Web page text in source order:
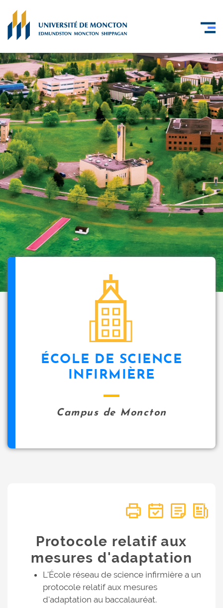
ÉCOLE DE SCIENCE
INFIRMIÈRE
Campus de Moncton
Protocole relatif aux
mesures d'adaptation
L'École réseau de science infirmière a un
protocole relatif aux mesures
d'adaptation au baccalauréat.